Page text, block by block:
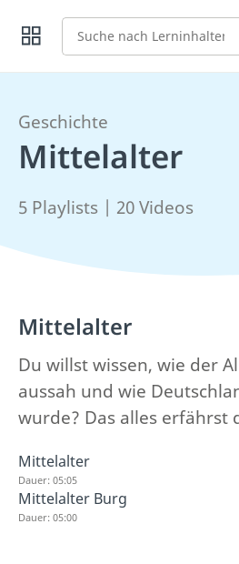
Suche
Geschichte
Mittelalter
5 Playlists | 20 Videos
Mittelalter
Du willst wissen, wie der
aussah und wie
wurde? Das alles erfährst
Mittelalter
Dauer: 05:05
Mittelalter Burg
Dauer: 05:00